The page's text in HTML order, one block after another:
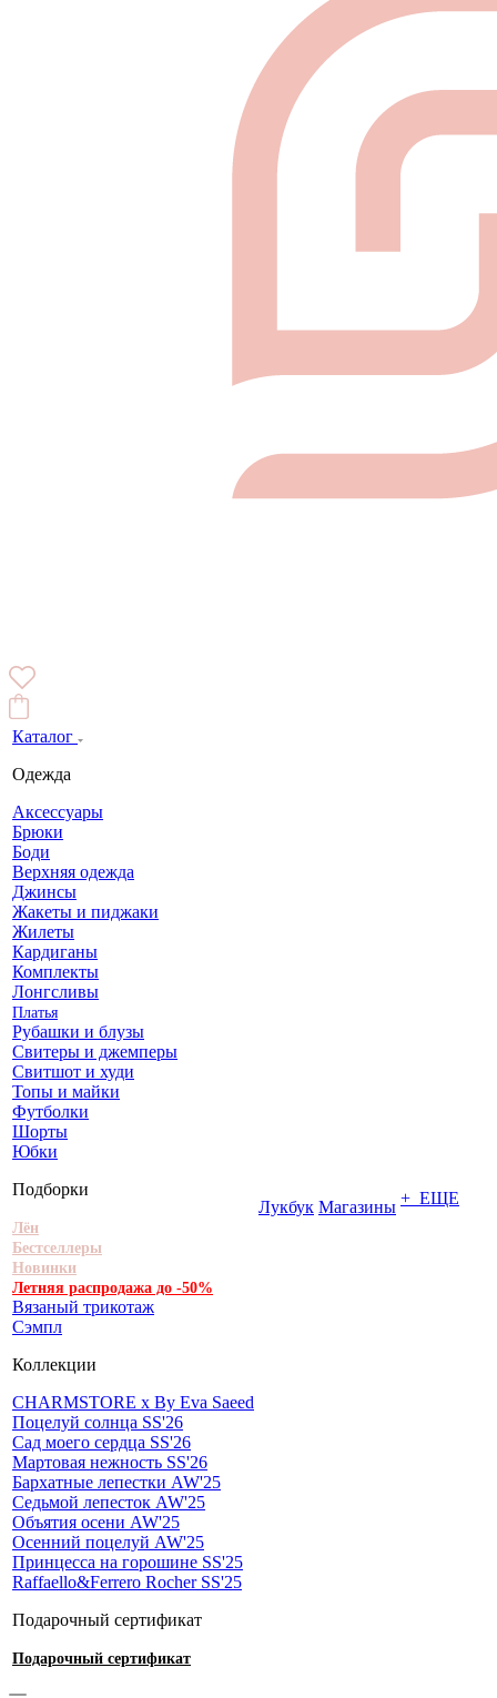
Каталог
Одежда
Аксессуары
Брюки
Боди
Верхняя одежда
Джинсы
Жакеты и пиджаки
Жилеты
Кардиганы
Комплекты
Лонгсливы
Платья
Рубашки и блузы
Свитеры и джемперы
Свитшот и худи
Топы и майки
Футболки
Шорты
Юбки
Подборки
Лён
Бестселлеры
Новинки
Летняя распродажа до -50%
Вязаный трикотаж
Сэмпл
Коллекции
CHARMSTORE х By Eva Saeed
Поцелуй солнца SS'26
Сад моего сердца SS'26
Мартовая нежность SS'26
Бархатные лепестки AW'25
Седьмой лепесток AW'25
Объятия осени AW'25
Осенний поцелуй AW'25
Принцесса на горошине SS'25
Raffaello&Ferrero Rocher SS'25
Подарочный сертификат
Подарочный сертификат
Лукбук Магазины + ЕЩЕ